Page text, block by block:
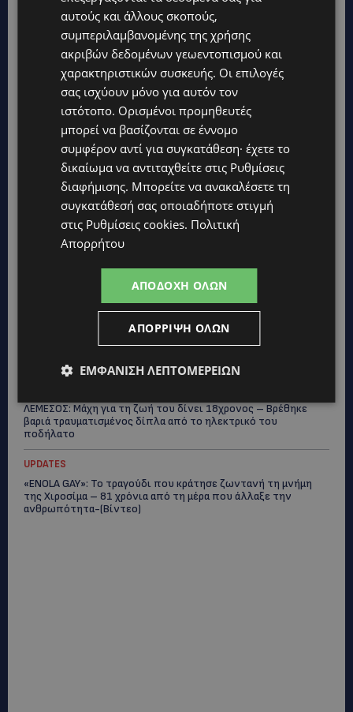
ΓΕΝΕΘΛΙΟΣ ΗΜΕΡΑ: Η ηλικία είναι μόνο ένας αριθμός – Οι
άνθρωποι και οι στιγμές είναι η πραγματική μας ιστορία
ΕΛΕΝΑ ΑΝΤΩΝΙΑΔΟΥ: Αγώνας ζωής για τη 37χρονη μητέρα
τριών παιδιών – Έρανος για τη θεραπεία της στην Αγγλία
UPDATES
ΚΑΤΑΓΓΕΛΙΑ: Για άνδρα που φέρεται να παρενοχλούσε
γυναίκες στο Δασούδι – Σε εξέλιξη οι αστυνομικές έρευνες
UPDATES
ΛΕΥΚΩΣΙΑ: Γιατί ένας 16χρονος φέρεται να έβαλε φωτιά σε
ιστορική μπυραρία – Η Αστυνομία αναζητεί το κίνητρο
UPDATES
ΛΑΤΣΙΑ-ΓΕΡΙ: Στο επίκεντρο η δημιουργία δομών για
ασυνόδευτους ανήλικους – Αντιδρά ο Δήμος, στηρίζει υπό
ΣΤΟ «ΚΟΚΚΙΝΟ» Η ΖΕΣΤΗ: Νέα κίτρινη προειδοποίηση και
ΛΕΜΕΣΟΣ: Μάχη για τη ζωή του δίνει 18χρονος – Βρέθηκε
βαριά τραυματισμένος δίπλα από το ηλεκτρικό του
ποδήλατο
UPDATES
«ENOLA GAY»: Το τραγούδι που κράτησε ζωντανή τη μνήμη
της Χιροσίμα – 81 χρόνια από τη μέρα που άλλαξε την
ανθρωπότητα-(Bίντεο)
αυτούς και άλλους σκοπούς,
συμπεριλαμβανομένης της χρήσης
ακριβών δεδομένων γεωεντοπισμού και
χαρακτηριστικών συσκευής. Οι επιλογές
σας ισχύουν μόνο για αυτόν τον
ιστότοπο. Ορισμένοι προμηθευτές
μπορεί να βασίζονται σε έννομο
συμφέρον αντί για συγκατάθεση· έχετε το
δικαίωμα να αντιταχθείτε στις Ρυθμίσεις
διαφήμισης. Μπορείτε να ανακαλέσετε τη
συγκατάθεσή σας οποιαδήποτε στιγμή
στις Ρυθμίσεις cookies. Πολιτική
Απορρήτου
ΑΠΟΔΟΧΉ ΌΛΩΝ
ΑΠΌΡΡΙΨΗ ΌΛΩΝ
ΕΜΦΆΝΙΣΗ ΛΕΠΤΟΜΕΡΕΙΏΝ